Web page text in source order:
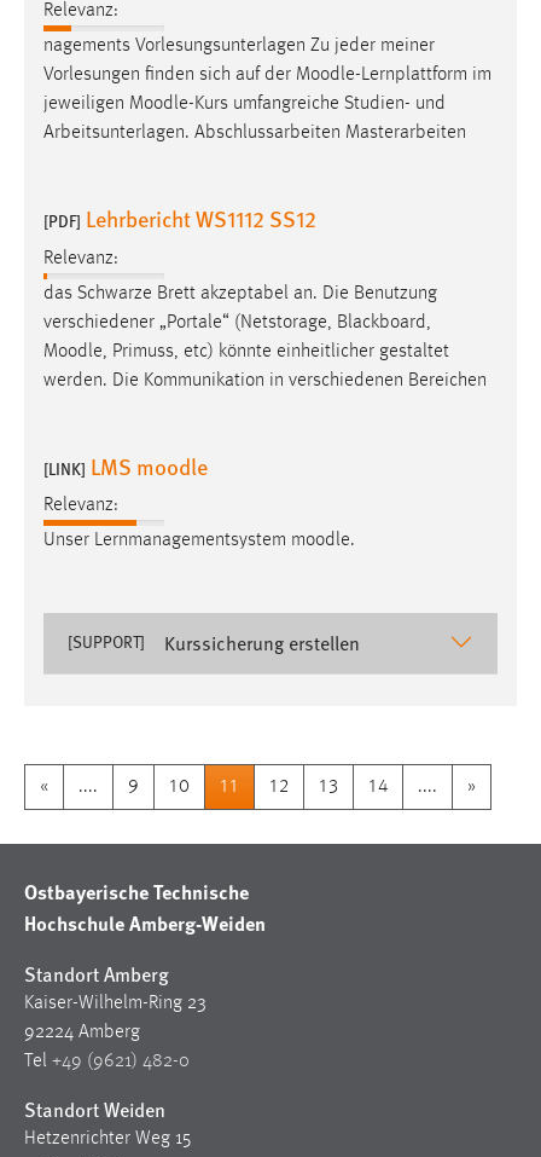
Relevanz:
nagements Vorlesungsunterlagen Zu jeder meiner
Vorlesungen finden sich auf der Moodle-Lernplattform im
jeweiligen Moodle-Kurs umfangreiche Studien- und
Arbeitsunterlagen. Abschlussarbeiten Masterarbeiten
[PDF] Lehrbericht WS1112 SS12
Relevanz:
das Schwarze Brett akzeptabel an. Die Benutzung
verschiedener „Portale“ (Netstorage, Blackboard,
Moodle, Primuss, etc) könnte einheitlicher gestaltet
werden. Die Kommunikation in verschiedenen Bereichen
[LINK] LMS moodle
Relevanz:
Unser Lernmanagementsystem moodle.
[SUPPORT] Kurssicherung erstellen
« .... 9 10 11 12 13 14 .... »
Ostbayerische Technische
Hochschule Amberg-Weiden
Standort Amberg
Kaiser-Wilhelm-Ring 23
92224 Amberg
Tel +49 (9621) 482-0
Standort Weiden
Hetzenrichter Weg 15